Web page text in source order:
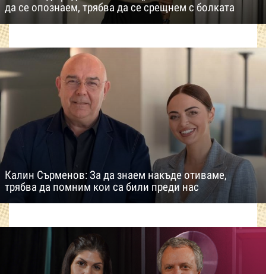
да се опознаем, трябва да се срещнем с болката
Калин Сърменов: За да знаем накъде отиваме,
трябва да помним кои са били преди нас